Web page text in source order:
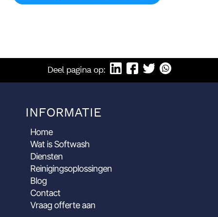
Deel pagina op:
INFORMATIE
Home
Wat is Softwash
Diensten
Reinigingsoplossingen
Blog
Contact
Vraag offerte aan